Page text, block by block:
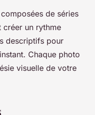
de séries
créer un rythme
descriptifs pour
Chaque photo
visuelle de votre